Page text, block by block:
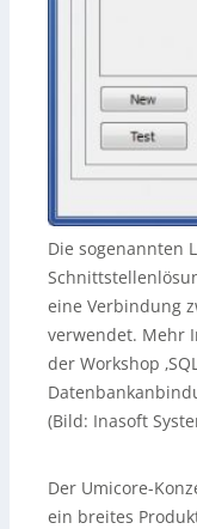
Die sogenannten
eine Verbindung
verwendet. Mehr
der Workshop
(Bild: Inasoft
Der Umicore-
ein breites